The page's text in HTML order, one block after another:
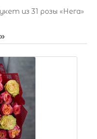
из 31 розы «Нега»